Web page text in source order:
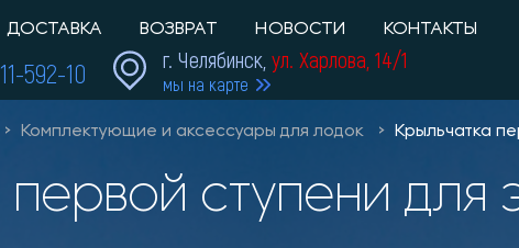
ДОСТАВКА ВОЗВРАТ НОВОСТИ КОНТАКТЫ
11-592-10 г. Челябинск, ул. Харлова, 14/1
мы на карте
Комплектующие и аксессуары для лодок Крыльчатка